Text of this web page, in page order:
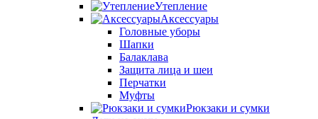
Утепление
Аксессуары
Головные уборы
Шапки
Балаклава
Защита лица и шеи
Перчатки
Муфты
Рюкзаки и сумки